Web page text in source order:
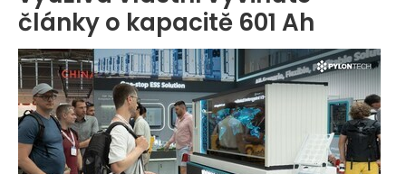
články o kapacitě 601 Ah